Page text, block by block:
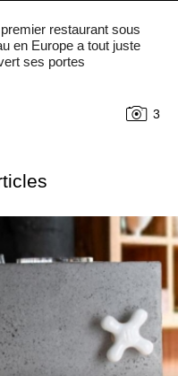
restaurant sous
en Europe a tout juste
ses portes
3